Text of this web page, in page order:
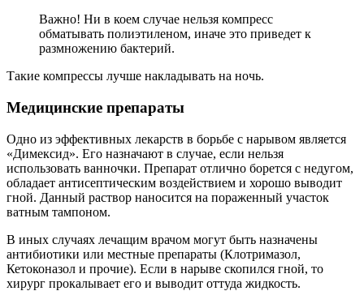
Важно! Ни в коем случае нельзя компресс
обматывать полиэтиленом, иначе это приведет к
размножению бактерий.
Такие компрессы лучше накладывать на ночь.
Медицинские препараты
Одно из эффективных лекарств в борьбе с нарывом является
«Димексид». Его назначают в случае, если нельзя
использовать ванночки. Препарат отлично борется с недугом,
обладает антисептическим воздействием и хорошо выводит
гной. Данный раствор наносится на пораженный участок
ватным тампоном.
В иных случаях лечащим врачом могут быть назначены
антибиотики или местные препараты (Клотримазол,
Кетоконазол и прочие). Если в нарыве скопился гной, то
хирург прокалывает его и выводит оттуда жидкость.